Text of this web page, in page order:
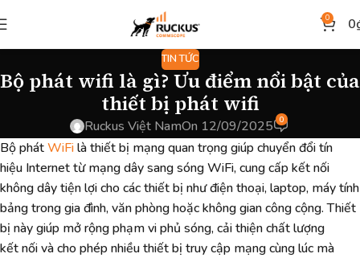
0 0
TIN TỨC
Bộ phát wifi là gì? Ưu điểm nổi bật của
thiết bị phát wifi
Ruckus Việt NamOn 12/09/2025 0
Bộ phátWiFilà thiết bị mạng quan trọng giúp chuyển đổi tín
hiệu Internet từ mạng dây sang sóng WiFi, cung cấp kết nối
không dây tiện lợi cho các thiết bị như điện thoại, laptop, máy tính
bảng trong gia đình, văn phòng hoặc không gian công cộng. Thiết
bị này giúp mở rộng phạm vi phủ sóng, cải thiện chất lượng
kết nối và cho phép nhiều thiết bị truy cập mạng cùng lúc mà